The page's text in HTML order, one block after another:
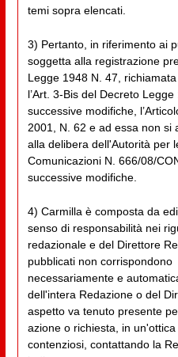
temi sopra elencati.
3) Pertanto, in riferimento ai
soggetta alla registrazione
Legge 1948 N. 47,
l’Art. 3-Bis del Decreto
successive modifiche,
2001, N. 62 e ad essa non si
alla delibera dell'Autorità per
Comunicazioni N. 666/08/
successive modifiche.
4) Carmilla è composta da
senso di responsabilità nei
redazionale e del Direttore
pubblicati non corrispondono
necessariamente e
dell'intera Redazione o del
aspetto va tenuto presente
azione o richiesta, in
contenziosi, contattando la